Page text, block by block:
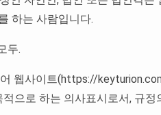
하는 사람입니다.
두.
웹사이트(https://
으로 하는 의사표시로서, 규